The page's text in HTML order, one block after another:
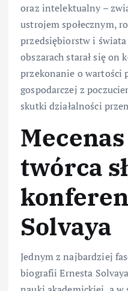
oraz intelektualny –
ustrojem społecznym,
przedsiębiorstw i
obszarach starał się on
przekonanie o
gospodarczej z
skutki działalności
twórca
Solvaya
Jednym z najbardziej
biografii Ernesta